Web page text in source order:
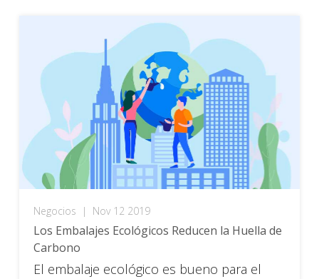
Negocios | Nov 12 2019
Los Embalajes Ecológicos Reducen la Huella de
Carbono
El embalaje ecológico es bueno para el